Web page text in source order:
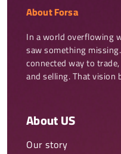
About Forsa
In a world overflowing
saw something
connected way to
and selling. That vision
About US
Our story